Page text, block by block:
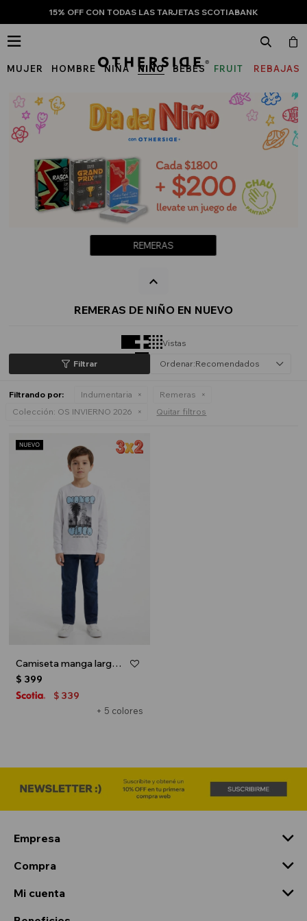
15% OFF CON TODAS LAS TARJETAS SCOTIABANK
MUJER HOMBRE NIÑA NIÑO BEBÉS
FRUIT
THE
LOOM
REBAJAS

REMERAS
REMERAS DE NIÑO EN NUEVO
Vistas
Recomendados
Filtrando por: Indumentaria
Remeras
Colección: OS INVIERNO 2026 Quitar filtros
Camiseta manga larga - Blanco y celeste
+ 5 colores
$ 399
$ 339
Empresa
Compra
Mi cuenta